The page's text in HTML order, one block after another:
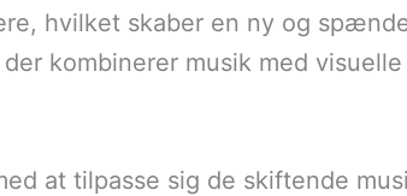
hvilket skaber en ny og
kombinerer musik med
at tilpasse sig de skiftende